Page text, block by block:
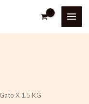
X 1.5 KG